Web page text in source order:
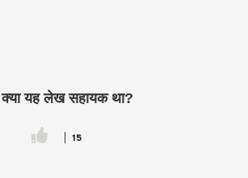
क्या यह लेख सहायक था?
15